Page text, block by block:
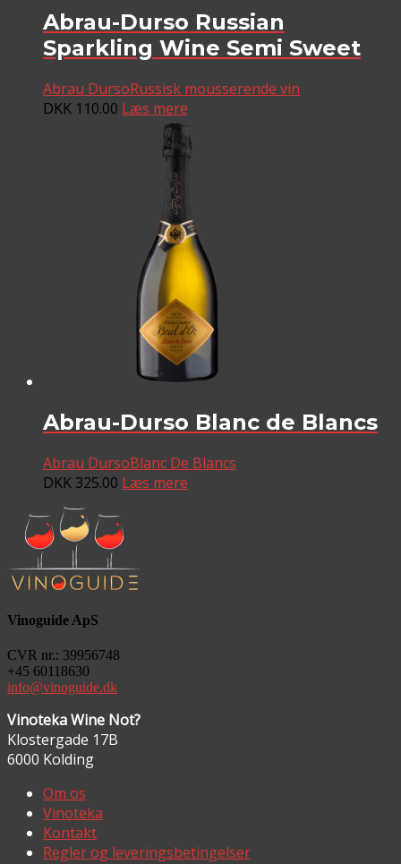
Abrau-Durso Russian
Sparkling Wine Semi Sweet
Abrau DursoRussisk mousserende vin
DKK 110.00 Læs mere
Abrau-Durso Blanc de Blancs
Abrau DursoBlanc De Blancs
DKK 325.00 Læs mere
Vinoguide ApS
CVR nr.: 39956748
+45 60118630
info@vinoguide.dk
Vinoteka Wine Not?
Klostergade 17B
6000 Kolding
Om os
Vinoteka
Kontakt
Regler og leveringsbetingelser